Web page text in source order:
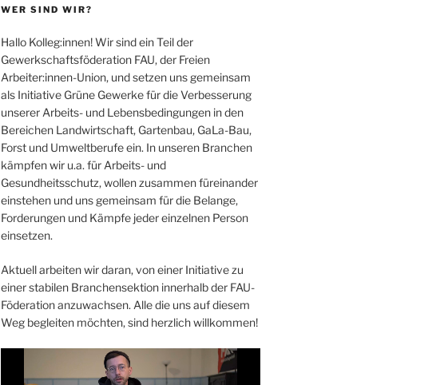
WER SIND WIR?
Hallo Kolleg:innen! Wir sind ein Teil der
Gewerkschaftsföderation FAU, der Freien
Arbeiter:innen-Union, und setzen uns gemeinsam
als Initiative Grüne Gewerke für die Verbesserung
unserer Arbeits- und Lebensbedingungen in den
Bereichen Landwirtschaft, Gartenbau, GaLa-Bau,
Forst und Umweltberufe ein. In unseren Branchen
kämpfen wir u.a. für Arbeits- und
Gesundheitsschutz, wollen zusammen füreinander
einstehen und uns gemeinsam für die Belange,
Forderungen und Kämpfe jeder einzelnen Person
einsetzen.
Aktuell arbeiten wir daran, von einer Initiative zu
einer stabilen Branchensektion innerhalb der FAU-
Föderation anzuwachsen. Alle die uns auf diesem
Weg begleiten möchten, sind herzlich willkommen!